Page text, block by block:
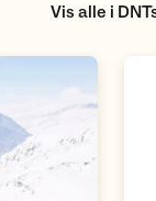
Vis alle i